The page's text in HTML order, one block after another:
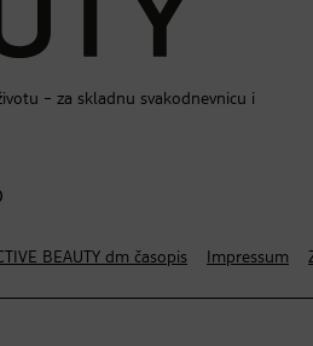
– za skladnu svakodnevnicu i
BEAUTY dm časopis Impressum